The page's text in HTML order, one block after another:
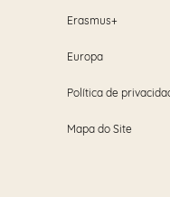
Erasmus+
Europa
Política de
Mapa do Site